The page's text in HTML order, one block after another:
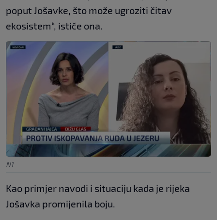
poput Jošavke, što može ugroziti čitav
ekosistem“, ističe ona.
N1
Kao primjer navodi i situaciju kada je rijeka
Jošavka promijenila boju.